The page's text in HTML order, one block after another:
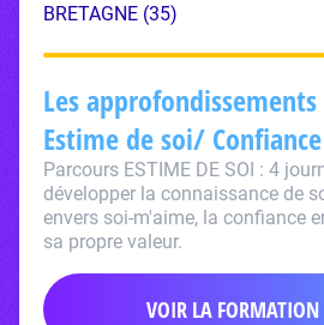
BRETAGNE (35)
Les
Estime de soi/
Parcours ESTIME DE SOI : 4
développer la connaissance de
envers soi-m'aime, la confiance
sa propre valeur.
VOIR LA FORMATION